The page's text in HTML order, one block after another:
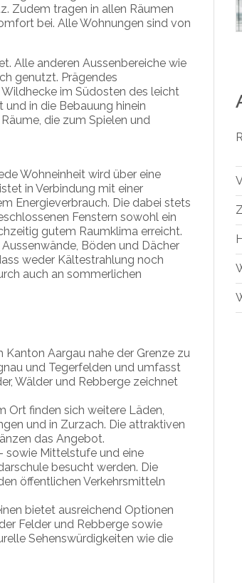
Zudem tragen in allen Räumen
bei. Alle Wohnungen sind von
Alle anderen Aussenbereiche wie
genutzt. Prägendes
im Südosten des leicht
in die Bebauung hinein
die zum Spielen und
Wohneinheit wird über eine
in Verbindung mit einer
Energieverbrauch. Die dabei stets
Fenstern sowohl ein
gutem Raumklima erreicht.
Böden und Dächer
weder Kältestrahlung noch
auch an sommerlichen
Kanton Aargau nahe der Grenze zu
und Tegerfelden und umfasst
Wälder und Rebberge zeichnet
Ort finden sich weitere Läden,
und in Zurzach. Die attraktiven
das Angebot.
sowie Mittelstufe und eine
besucht werden. Die
öffentlichen Verkehrsmitteln
bietet ausreichend Optionen
Felder und Rebberge sowie
Sehenswürdigkeiten wie die